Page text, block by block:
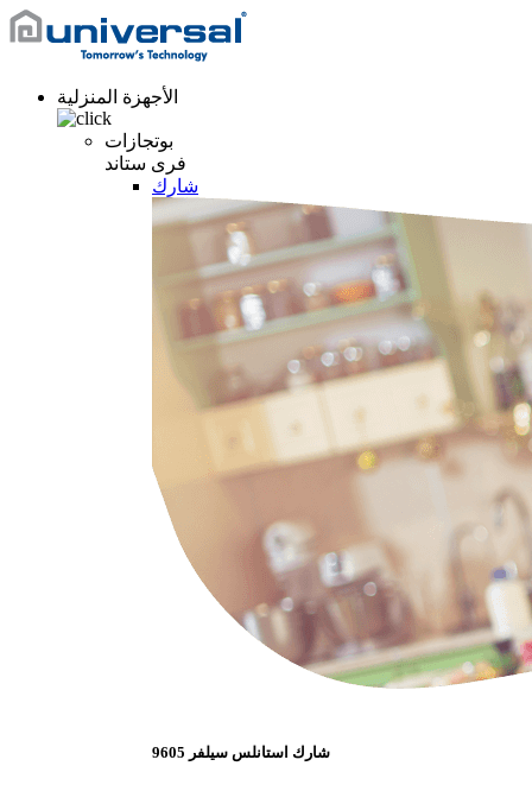
الأجهزة المنزلية
بوتجازات
فرى ستاند
شارك
9605 شارك استانلس سيلفر